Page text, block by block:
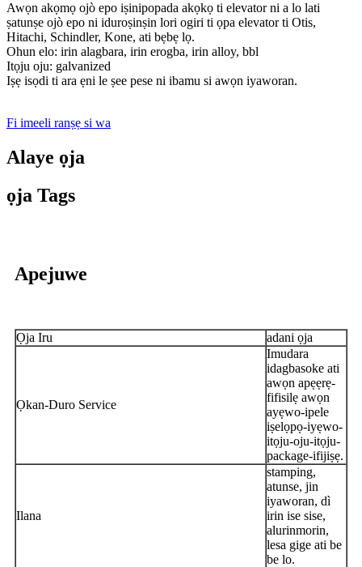
Awọn akọmọ ojò epo iṣinipopada akọkọ ti elevator ni a lo lati
ṣatunṣe ojò epo ni iduroṣinṣin lori ogiri ti ọpa elevator ti Otis,
Hitachi, Schindler, Kone, ati bẹbẹ lọ.
Ohun elo: irin alagbara, irin erogba, irin alloy, bbl
Itọju oju: galvanized
Iṣẹ isọdi ti ara ẹni le ṣee pese ni ibamu si awọn iyaworan.
Fi imeeli ranṣẹ si wa
Alaye ọja
ọja Tags
Apejuwe
Ọja Iru adani ọja
Ọkan-Duro Service
Imudara
idagbasoke ati
awọn apẹẹrẹ-
fifisilẹ awọn
ayẹwo-ipele
iṣelọpọ-iyẹwo-
itọju-oju-itọju-
package-ifijiṣẹ.
Ilana
stamping,
atunse, jin
iyaworan, dì
irin ise sise,
alurinmorin,
lesa gige ati be
be lo.